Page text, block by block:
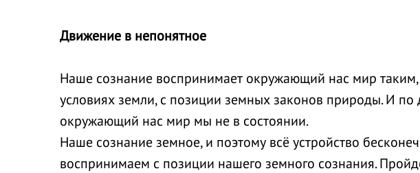
Движение в непонятное
Наше сознание воспринимает окружающий нас мир
условиях земли, с позиции земных законов природы. И по
окружающий нас мир мы не в состоянии.
Наше сознание земное, и поэтому всё устройство
воспринимаем с позиции нашего земного сознания.